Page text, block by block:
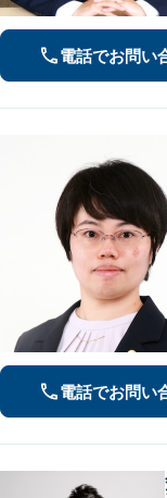
電話でお問い
電話でお問い